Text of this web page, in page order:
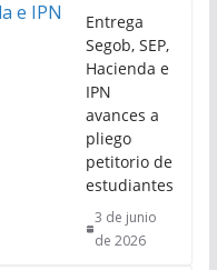
Entrega
Segob, SEP,
Hacienda e
IPN
avances a
pliego
petitorio de
estudiantes
3 de junio
de 2026